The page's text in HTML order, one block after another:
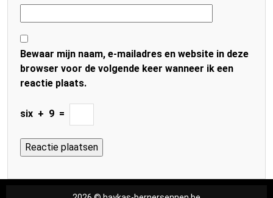
Bewaar mijn naam, e-mailadres en website in deze
browser voor de volgende keer wanneer ik een
reactie plaats.
six + 9 =